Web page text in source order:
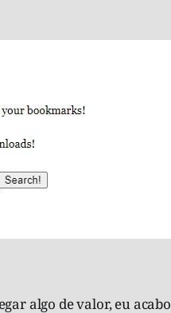
algo de valor, eu acabo